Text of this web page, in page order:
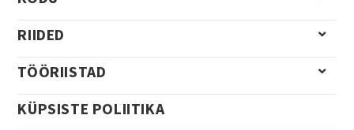
RIIDED
TÖÖRIISTAD
KÜPSISTE POLIITIKA